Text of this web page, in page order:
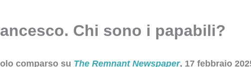
Chi sono i papabili?
comparso su The Remnant Newspaper, 17 febbraio